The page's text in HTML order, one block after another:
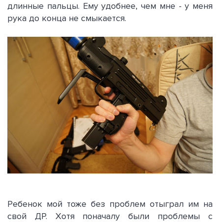
длинные пальцы. Ему удобнее, чем мне - у меня
рука до конца не смыкается.
Ребенок мой тоже без проблем отыграл им на
свой ДР. Хотя поначалу были проблемы с